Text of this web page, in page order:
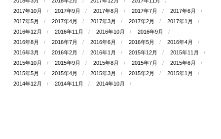
2017年10月
2017年9月 2017年8月 2017年7月
2017年6月
2017年5月
2017年4月 2017年3月 2017年2月
2017年1月
2016年12月
2016年11月 2016年10月
2016年9月
2016年8月
2016年7月 2016年6月 2016年5月
2016年4月
2016年3月
2016年2月 2016年1月 2015年12月
2015年11月
2015年10月
2015年9月 2015年8月 2015年7月
2015年6月
2015年5月
2015年4月 2015年3月 2015年2月
2015年1月
2014年12月
2014年11月 2014年10月